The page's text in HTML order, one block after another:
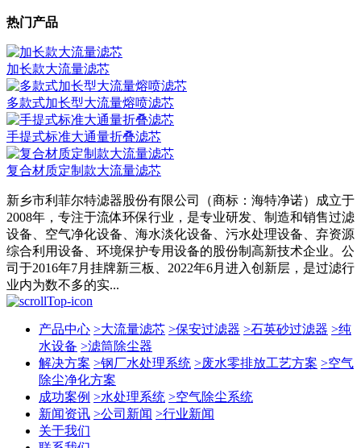
热门产品
加长款大流量滤芯
多款式加长型大流量熔喷滤芯
手提式标准大通量折叠滤芯
复合材质定制款大流量滤芯
新乡市利菲尔特滤器股份有限公司（商标：海特净诺）成立于
2008年，专注于流体环保行业，是专业研发、制造和销售过滤
设备、空气净化设备、海水淡化设备、污水处理设备、弃资源
综合利用设备、环境保护专用设备的股份制高新技术企业。公
司于2016年7月挂牌新三板、2022年6月进入创新层，是过滤行
业内为数不多的实...
产品中心 >大流量滤芯 >保安过滤器 >石英砂过滤器 >纯
水设备 >滤筒除尘器
解决方案 >钢厂水处理系统 >废水零排放工艺方案 >空气
除尘净化方案
成功案例 >水处理系统 >空气除尘系统
新闻资讯 >公司新闻 >行业新闻
关于我们